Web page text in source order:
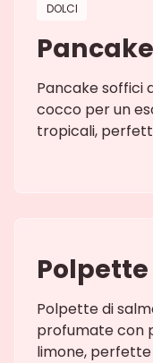
DOLCI
Pancake soffici
cocco per un
tropicali,
Polpette di
profumate con
limone,